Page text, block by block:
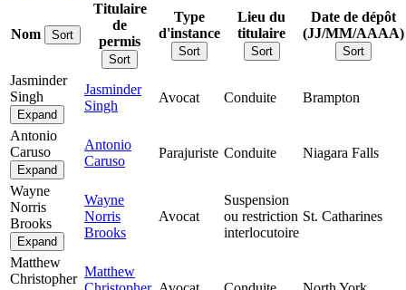
Nom Sort
Titulaire
de
permis
Sort
Type
d'instance
Sort
Lieu du
titulaire
Sort
Date de dépôt
(JJ/MM/AAAA)
Sort
Jasminder
Singh
Expand
Jasminder
Singh
Avocat Conduite Brampton
Antonio
Caruso
Expand
Antonio
Caruso
Parajuriste Conduite Niagara Falls
Wayne
Norris
Brooks
Expand
Wayne
Norris
Brooks
Avocat
Suspension
ou restriction
interlocutoire
St. Catharines
Matthew
Christopher Matthew